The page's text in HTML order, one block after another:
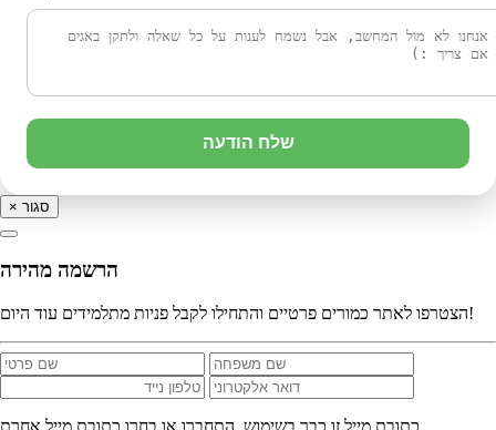
שלח הודעה
× סגור
הרשמה מהירה
הצטרפו לאתר כמורים פרטיים והתחילו לקבל פניות מתלמידים עוד היום!
כתובת מייל זו כבר בשימוש. התחברו או בחרו כתובת מייל אחרת